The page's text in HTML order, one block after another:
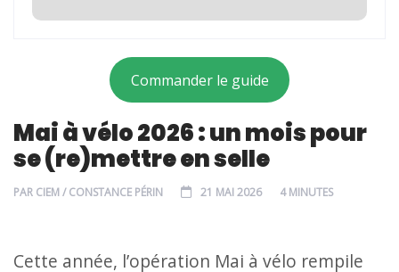
Commander le guide
Mai à vélo 2026 : un mois pour
se (re)mettre en selle
PAR CIEM / CONSTANCE PÉRIN 21 MAI 2026 4 MINUTES
Cette année, l’opération Mai à vélo rempile